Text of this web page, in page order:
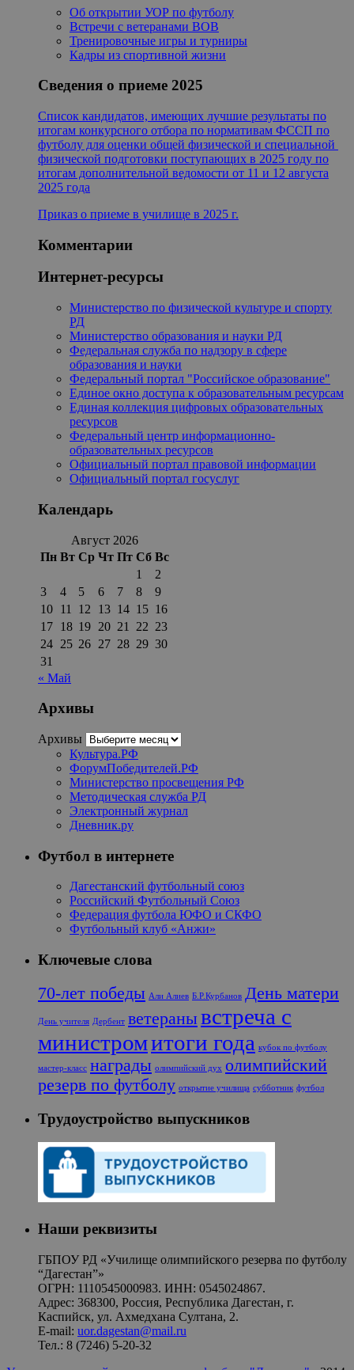
Об открытии УОР по футболу
Встречи с ветеранами ВОВ
Тренировочные игры и турниры
Кадры из спортивной жизни
Сведения о приеме 2025
Список кандидатов, имеющих лучшие результаты по
итогам конкурсного отбора по нормативам ФССП по
футболу для оценки общей физической и специальной
физической подготовки поступающих в 2025 году по
итогам дополнительной ведомости от 11 и 12 августа
2025 года
Приказ о приеме в училище в 2025 г.
Комментарии
Интернет-ресурсы
Министерство по физической культуре и спорту
РД
Министерство образования и науки РД
Федеральная служба по надзору в сфере
образования и науки
Федеральный портал "Российское образование"
Единое окно доступа к образовательным ресурсам
Единая коллекция цифровых образовательных
ресурсов
Федеральный центр информационно-
образовательных ресурсов
Официальный портал правовой информации
Официальный портал госуслуг
Календарь
Август 2026
Пн Вт Ср Чт Пт Сб Вс
1
2
3
4 5 6 7 8
9
10 11 12 13 14 15 16
17 18 19 20 21 22 23
24 25 26 27 28 29 30
31
« Май
Архивы
Архивы
Культура.РФ
ФорумПобедителей.РФ
Министерство просвещения РФ
Методическая служба РД
Электронный журнал
Дневник.ру
Футбол в интернете
Дагестанский футбольный союз
Российский Футбольный Союз
Федерация футбола ЮФО и СКФО
Футбольный клуб «Анжи»
Ключевые слова
70-лет победы Али Алиев Б.Р.Курбанов День матери
День учителя Дербент ветераны встреча с
министромитоги года кубок по футболу
мастер-класс награды олимпийский дух олимпийский
резерв по футболу открытие училища субботник футбол
Трудоустройство выпускников
Наши реквизиты
ГБПОУ РД «Училище олимпийского резерва по футболу
“Дагестан”»
ОГРН: 1110545000983. ИНН: 0545024867.
Адрес: 368300, Россия, Республика Дагестан, г.
Каспийск, ул. Ахмедхана Султана, 2.
E-mail: uor.dagestan@mail.ru
Тел.: 8 (7246) 5-20-32